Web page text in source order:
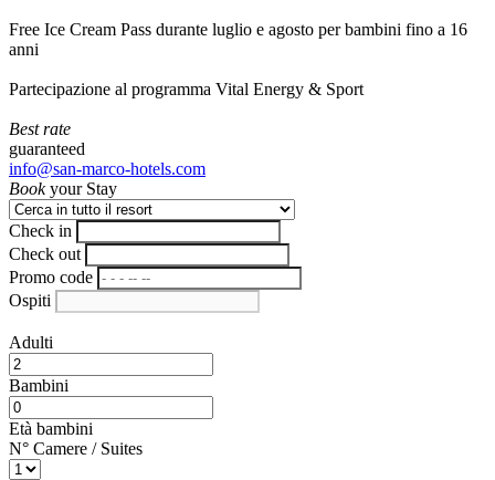
Free Ice Cream Pass durante luglio e agosto per bambini fino a 16
anni
Partecipazione al programma Vital Energy & Sport
Best rate
guaranteed
info@san-marco-hotels.com
Bookyour Stay
Check in
Check out
Promo code
Ospiti
Adulti
Bambini
Età bambini
N° Camere / Suites